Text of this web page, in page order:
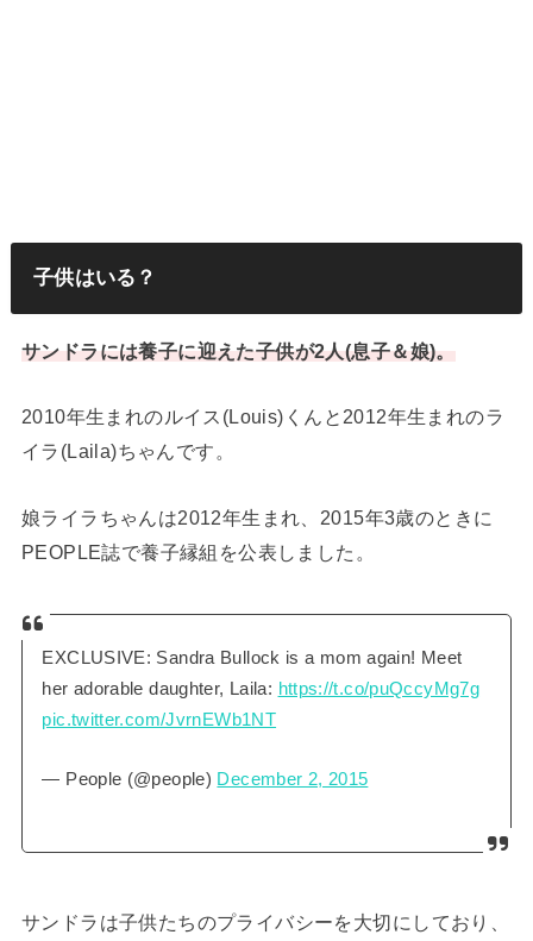
子供はいる？
サンドラには養子に迎えた子供が2人(息子＆娘)。
2010年生まれのルイス(Louis)くんと2012年生まれのラ
イラ(Laila)ちゃんです。
娘ライラちゃんは2012年生まれ、2015年3歳のときに
PEOPLE誌で養子縁組を公表しました。
EXCLUSIVE: Sandra Bullock is a mom again! Meet
her adorable daughter, Laila: https://t.co/puQccyMg7g
pic.twitter.com/JvrnEWb1NT
— People (@people) December 2, 2015
サンドラは子供たちのプライバシーを大切にしており、